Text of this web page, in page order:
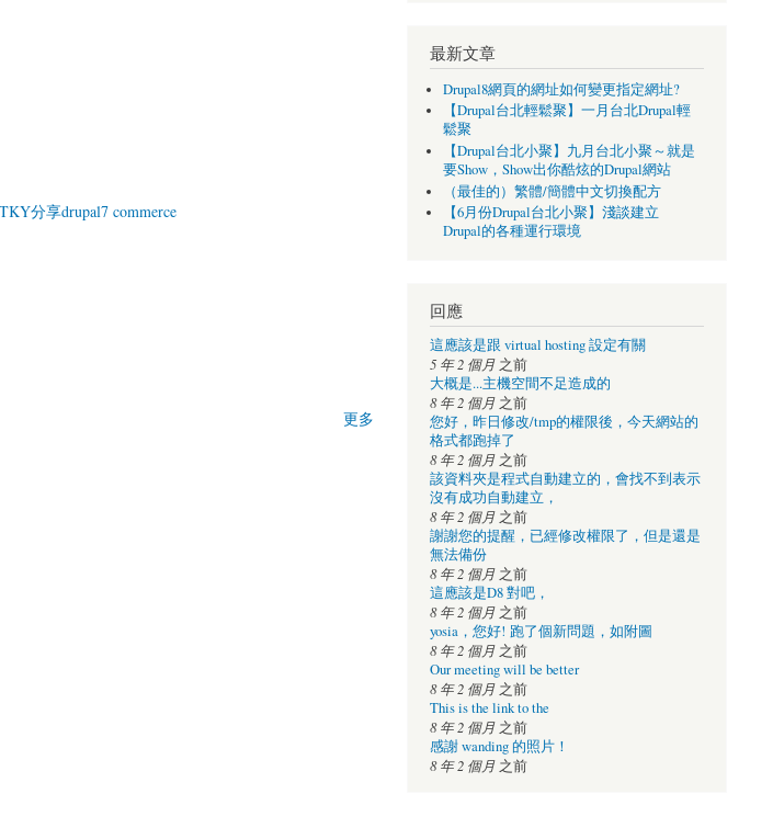
分享drupal7 commerce
更多
最新文章
Drupal8網頁的網址如何變更指定網址?
【Drupal台北輕鬆聚】一月台北Drupal輕
鬆聚
【Drupal台北小聚】九月台北小聚～就是
要Show，Show出你酷炫的Drupal網站
（最佳的）繁體/簡體中文切換配方
【6月份Drupal台北小聚】淺談建立
Drupal的各種運行環境
回應
這應該是跟 virtual hosting 設定有關
5 年 2 個月之前
大概是...主機空間不足造成的
8 年 2 個月之前
您好，昨日修改/tmp的權限後，今天網站的
格式都跑掉了
8 年 2 個月之前
該資料夾是程式自動建立的，會找不到表示
沒有成功自動建立，
8 年 2 個月之前
謝謝您的提醒，已經修改權限了，但是還是
無法備份
8 年 2 個月之前
這應該是D8 對吧，
8 年 2 個月之前
yosia，您好! 跑了個新問題，如附圖
8 年 2 個月之前
Our meeting will be better
8 年 2 個月之前
This is the link to the
8 年 2 個月之前
感謝 wanding 的照片！
8 年 2 個月之前